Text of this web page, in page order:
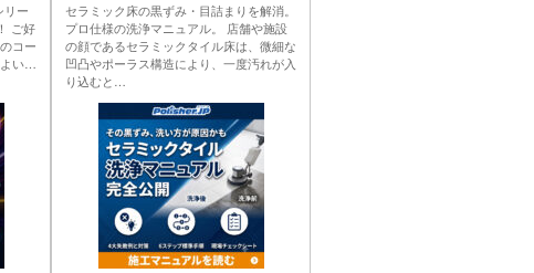
リー
ご好
コー
よい…
セラミック床の黒ずみ・目詰まりを解消。
プロ仕様の洗浄マニュアル。 店舗や施設
の顔であるセラミックタイル床は、微細な
凹凸やポーラス構造により、一度汚れが入
り込むと…